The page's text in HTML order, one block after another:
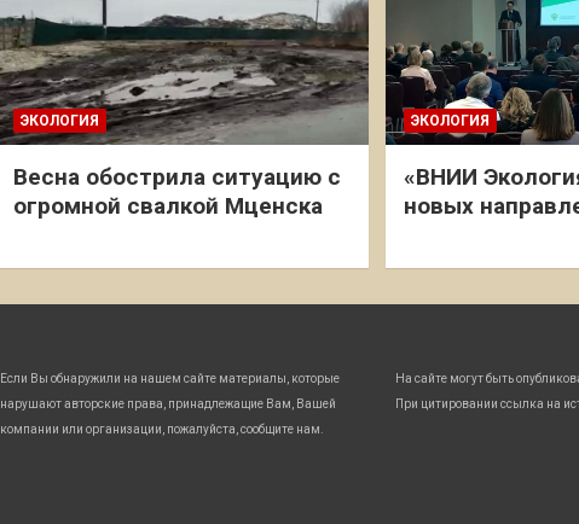
ЭКОЛОГИЯ
Весна обострила ситуацию с
огромной свалкой Мценска
ЭКОЛОГИЯ
«ВНИИ
новых
Если Вы обнаружили на нашем сайте материалы, которые
нарушают авторские права, принадлежащие Вам, Вашей
компании или организации, пожалуйста, сообщите нам.
На сайте могут быть
При цитировании ссылка на